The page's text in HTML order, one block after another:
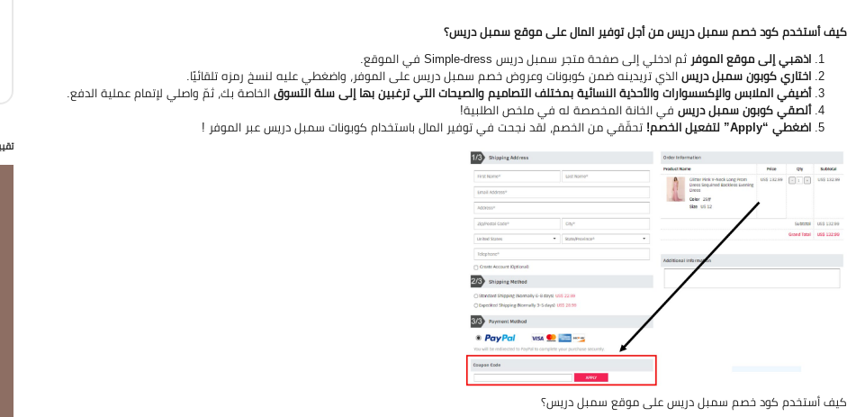
كيف أستخدم كود خصم سمبل دريس من أجل توفير المال على موقع سمبل دريس؟
اذهبي إلى موقع الموفرثم ادخلي إلى صفحة متجر سمبل دريس Simple-dress في الموقع.
اختاري كوبون سمبل دريسالذي تريدينه ضمن كوبونات وعروض خصم سمبل دريس على الموفر، واضغطي عليه لنسخ رمزه تلقائيًا.
أضيفي الملابس والإكسسوارات والأحذية النسائية بمختلف التصاميم والصيحات التي ترغبين بها إلى سلة التسوقالخاصة بك، ثمّ واصلي لإتمام عملية الدفع.
ألصقي كوبون سمبل دريس في الخانة المخصصة له في ملخص الطلبية!
اضغطي “Apply” لتفعيل الخصم! تحقّقي من الخصم، لقد نجحت في توفير المال باستخدام كوبونات سمبل دريس عبر الموفر !
كيف أستخدم كود خصم سمبل دريس على موقع سمبل دريس؟